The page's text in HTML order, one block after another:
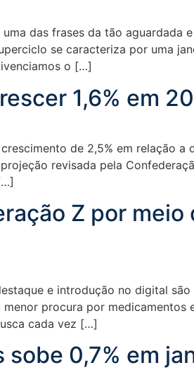
das frases da tão aguardada
se caracteriza por uma
o […]
1,6% em
de 2,5% em relação
revisada pela
Z por
e introdução no digital
procura por
cada vez […]
0,7% em